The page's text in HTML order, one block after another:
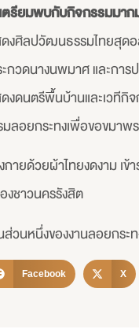
ตรียมพบกับกิจกรรมมาก
งศิลปวัฒนธรรมไทยสุด
กวดนางนพมาศ และการ
งดนตรีพื้นบ้านและเวทีกิ
ลอยกระทงเพื่อขอขมาพ
กายด้วยผ้าไทยงดงาม เ
งชาวนครรังสิต
ส่วนหนึ่งของงานลอยกร
Facebook X